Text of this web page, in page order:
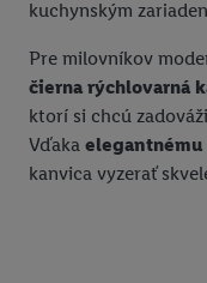
kuchynským
Pre milovníkov
čierna rýchlovarná
ktorí si chcú
Vďaka
kanvica vyzerať